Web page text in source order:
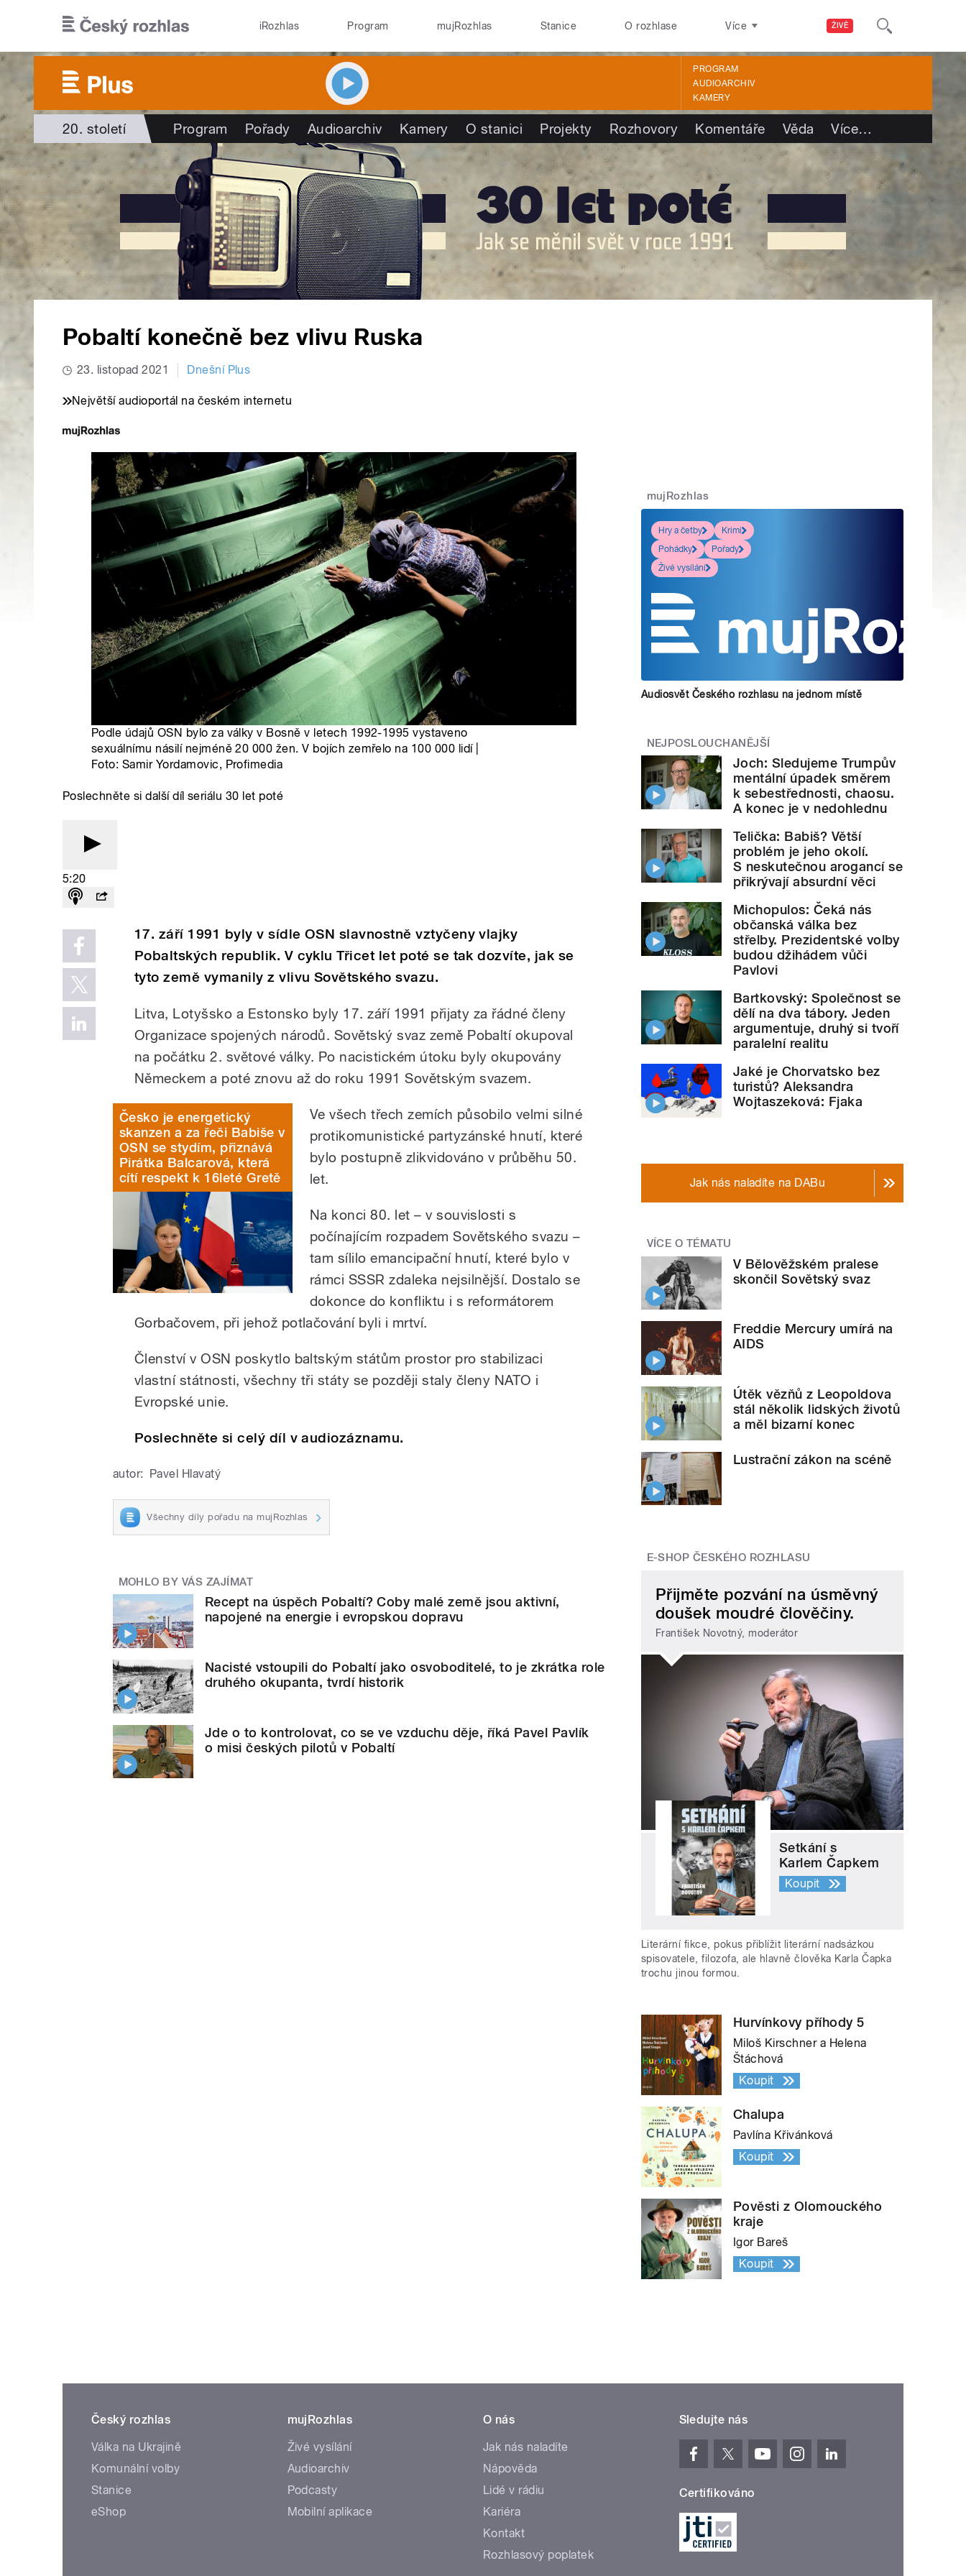
ŽIVĚ
iRozhlas Program mujRozhlas Stanice O rozhlase Více
PROGRAM
AUDIOARCHIV
KAMERY
20. století Program Pořady Audioarchiv Kamery O stanici Projekty Rozhovory Komentáře Věda Více…
Pobaltí konečně bez vlivu Ruska
23. listopad 2021 Dnešní Plus
Největší audioportál na českém internetu
Podle údajů OSN bylo za války v Bosně v letech 1992-1995 vystaveno
sexuálnímu násilí nejméně 20 000 žen. V bojích zemřelo na 100 000 lidí |
Foto: Samir Yordamovic, Profimedia
Poslechněte si další díl seriálu 30 let poté
5:20
17. září 1991 byly v sídle OSN slavnostně vztyčeny vlajky
Pobaltských republik. V cyklu Třicet let poté se tak dozvíte, jak se
tyto země vymanily z vlivu Sovětského svazu.
Litva, Lotyšsko a Estonsko byly 17. září 1991 přijaty za řádné členy
Organizace spojených národů. Sovětský svaz země Pobaltí okupoval
na počátku 2. světové války. Po nacistickém útoku byly okupovány
Německem a poté znovu až do roku 1991 Sovětským svazem.
Česko je energetický
skanzen a za řeči Babiše v
OSN se stydím, přiznává
Pirátka Balcarová, která
cítí respekt k 16leté Gretě
Ve všech třech zemích působilo velmi silné
protikomunistické partyzánské hnutí, které
bylo postupně zlikvidováno v průběhu 50.
let.
Na konci 80. let – v souvislosti s
počínajícím rozpadem Sovětského svazu –
tam sílilo emancipační hnutí, které bylo v
rámci SSSR zdaleka nejsilnější. Dostalo se
dokonce do konfliktu i s reformátorem
Gorbačovem, při jehož potlačování byli i mrtví.
Členství v OSN poskytlo baltským státům prostor pro stabilizaci
vlastní státnosti, všechny tři státy se později staly členy NATO i
Evropské unie.
Poslechněte si celý díl v audiozáznamu.
autor: Pavel Hlavatý
Všechny díly pořadu na mujRozhlas
MOHLO BY VÁS ZAJÍMAT
Recept na úspěch Pobaltí? Coby malé země jsou aktivní,
napojené na energie i evropskou dopravu
Nacisté vstoupili do Pobaltí jako osvoboditelé, to je zkrátka role
druhého okupanta, tvrdí historik
Jde o to kontrolovat, co se ve vzduchu děje, říká Pavel Pavlík
o misi českých pilotů v Pobaltí
mujRozhlas
Hry a četby
Krimi
Pohádky
Pořady
Živé vysílání
Audiosvět Českého rozhlasu na jednom místě
NEJPOSLOUCHANĚJŠÍ
Joch: Sledujeme Trumpův
mentální úpadek směrem
k sebestřednosti, chaosu.
A konec je v nedohlednu
Telička: Babiš? Větší
problém je jeho okolí.
S neskutečnou arogancí se
přikrývají absurdní věci
Michopulos: Čeká nás
občanská válka bez
střelby. Prezidentské volby
budou džihádem vůči
Pavlovi
Bartkovský: Společnost se
dělí na dva tábory. Jeden
argumentuje, druhý si tvoří
paralelní realitu
Jaké je Chorvatsko bez
turistů? Aleksandra
Wojtaszeková: Fjaka
Jak nás naladíte na DABu
VÍCE O TÉMATU
V Bělověžském pralese
skončil Sovětský svaz
Freddie Mercury umírá na
AIDS
Útěk vězňů z Leopoldova
stál několik lidských životů
a měl bizarní konec
Lustrační zákon na scéně
E-SHOP ČESKÉHO ROZHLASU
Přijměte pozvání na úsměvný
doušek moudré člověčiny.
František Novotný, moderátor
Setkání s
Karlem Čapkem
Koupit
Literární fikce, pokus přiblížit literární nadsázkou
spisovatele, filozofa, ale hlavně člověka Karla Čapka
trochu jinou formou.
Hurvínkovy příhody 5
Miloš Kirschner a Helena
Štáchová
Koupit
Chalupa
Pavlína Křivánková
Koupit
Pověsti z Olomouckého
kraje
Igor Bareš
Koupit
Český rozhlas
Válka na Ukrajině
Komunální volby
Stanice
eShop
mujRozhlas
Živé vysílání
Audioarchiv
Podcasty
Mobilní aplikace
O nás
Jak nás naladíte
Nápověda
Lidé v rádiu
Kariéra
Kontakt
Rozhlasový poplatek
Sledujte nás
Certifikováno